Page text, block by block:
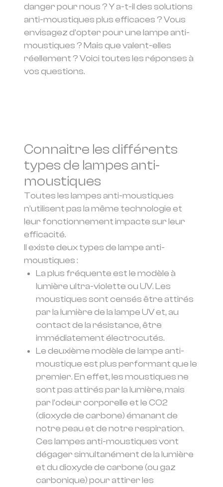
danger pour nous ? Y a-t-il des solutions
anti-moustiques plus efficaces ? Vous
envisagez d’opter pour une lampe anti-
moustiques ? Mais que valent-elles
réellement ? Voici toutes les réponses à
vos questions.
Connaitre les différents
types de lampes anti-
moustiques
Toutes les lampes anti-moustiques
n’utilisent pas la même technologie et
leur fonctionnement impacte sur leur
efficacité.
Il existe deux types de lampe anti-
moustiques :
La plus fréquente est le modèle à
lumière ultra-violette ou UV. Les
moustiques sont censés être attirés
par la lumière de la lampe UV et, au
contact de la résistance, être
immédiatement électrocutés.
Le deuxième modèle de lampe anti-
moustique est plus performant que le
premier. En effet, les moustiques ne
sont pas attirés par la lumière, mais
par l’odeur corporelle et le CO2
(dioxyde de carbone) émanant de
notre peau et de notre respiration.
Ces lampes anti-moustiques vont
dégager simultanément de la lumière
et du dioxyde de carbone (ou gaz
carbonique) pour attirer les